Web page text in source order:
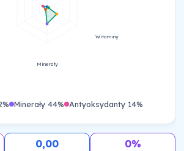
Witaminy
Minerały
Minerały 44% Antyoksydanty 14%
0,00 0%